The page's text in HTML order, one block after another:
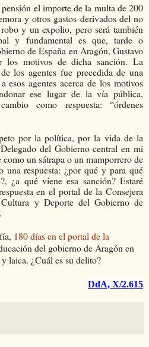
el importe de la multa de 200
y otros gastos derivados del no
y un expolio, pero será también
y fundamental es que, tarde o
de España en Aragón, Gustavo
los motivos de dicha sanción. La
los agentes fue precedida de una
esos agentes acerca de los motivos
ese lugar de la vía pública,
como respuesta: “órdenes
por la política, por la vida de la
del Gobierno central en mi
como un sátrapa o un mamporrero de
una respuesta: ¿por qué y para qué
¿a qué viene esa sanción?Estaré
en el portal de la Consejera
y Deporte del Gobierno de
180 días en el portal de la
del gobierno de Aragón en
laica. ¿Cuál es su delito?
DdA, X/2.615